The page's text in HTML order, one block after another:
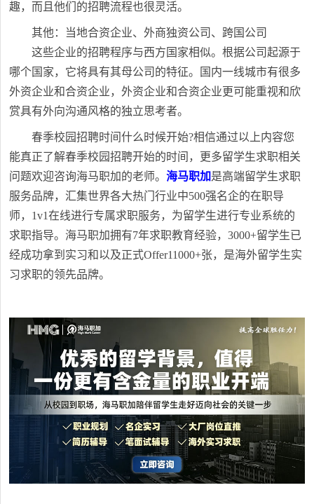
趣，而且他们的招聘流程也很灵活。
其他：当地合资企业、外商独资​​公司、跨国公司
这些企业的招聘程序与西方国家相似。根据公司起源于
哪个国家，它将具有其母公司的特征。国内一线城市有很多
外资企业和合资企业，外资企业和合资企业更可能重视和欣
赏具有外向沟通风格的独立思考者。
春季校园招聘时间什么时候开始?相信通过以上内容您
能真正了解春季校园招聘开始的时间，更多留学生求职相关
问题欢迎咨询海马职加的老师。海马职加是高端留学生求职
服务品牌，汇集世界各大热门行业中500强名企的在职导
师，1v1在线进行专属求职服务，为留学生进行专业系统的
求职指导。海马职加拥有7年求职教育经验，3000+留学生已
经成功拿到实习和以及正式Offer11000+张，是海外留学生实
习求职的领先品牌。